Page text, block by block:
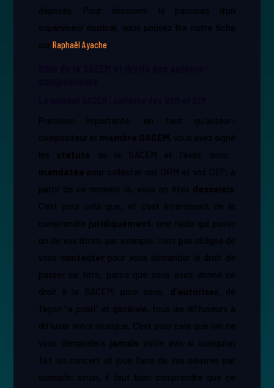
déposés. Pour découvrir le parcours d’un
superviseur musical, vous pouvez lire notre fiche
sur Raphaël Ayache.
Précision importante: en tant qu’auteur-
compositeur et ​ membre SACEM ​, vous avez signé
les ​ statuts de la SACEM et l’avez donc ​
mandatée pour collecter vos DRM et vos DEP; à
partir de ce moment là, vous en êtes ​ dessaisis
C’est pour cela que, et c’est intéressant de le
comprendre ​ juridiquement ​, une radio qui passe
un de vos titres, par exemple, n’est pas obligée de
vous ​ contacter pour vous demander le droit de
passer ce titre, parce que vous avez donné ce
droit à la SACEM, pour vous, ​ d’autoriser ​, de
façon “a priori” et générale, tous les diffuseurs à
diffuser votre musique. C’est pour cela que l’on ne
vous demandera jamais votre avis si quelqu’un
fait un concert et joue l’une de vos oeuvres par
exemple; sinon, il faut bien comprendre que ce